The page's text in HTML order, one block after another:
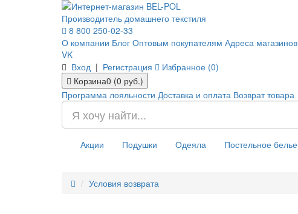
Производитель домашнего текстиля
8 800 250-02-33
О компании Блог Оптовым покупателям Адреса магазинов
VK
Вход | Регистрация
Избранное (0)
Корзина0 (0 руб.)
Программа лояльности Доставка и оплата Возврат товара
Акции Подушки Одеяла Постельное белье
Условия возврата